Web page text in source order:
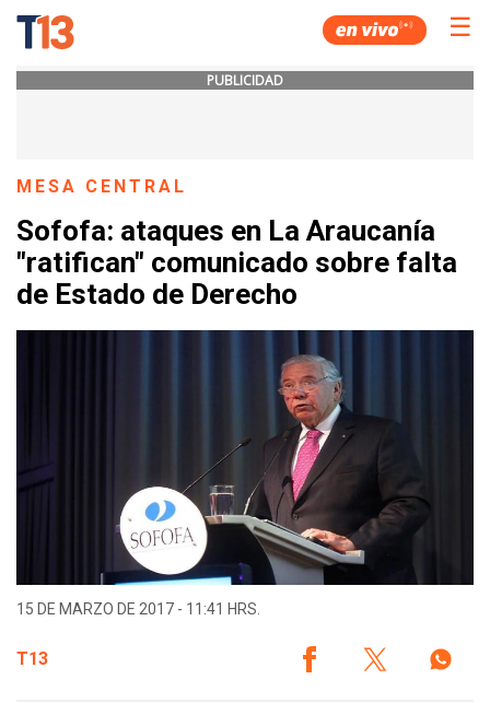
☰
PUBLICIDAD
MESA CENTRAL
Sofofa: ataques en La Araucanía
"ratifican" comunicado sobre falta
de Estado de Derecho
15 DE MARZO DE 2017 - 11:41 HRS.
T13